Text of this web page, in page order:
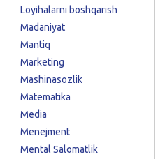
Loyihalarni boshqarish
Madaniyat
Mantiq
Marketing
Mashinasozlik
Matematika
Media
Menejment
Mental Salomatlik